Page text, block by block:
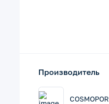
Производитель
COSMOPOR